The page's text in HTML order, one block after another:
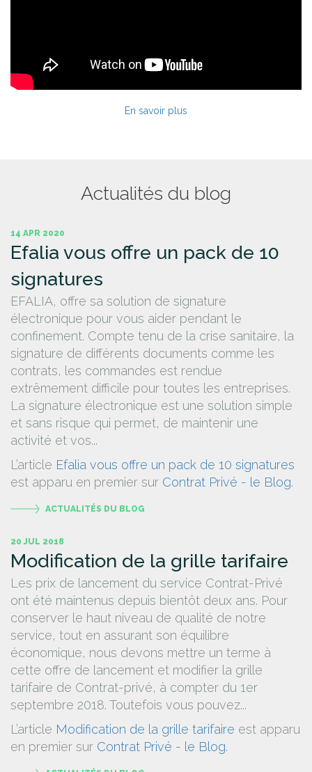
En savoir plus
Actualités du blog
14 APR 2020
Efalia vous offre un pack de 10
signatures
EFALIA, offre sa solution de signature
électronique pour vous aider pendant le
confinement. Compte tenu de la crise sanitaire, la
signature de différents documents comme les
contrats, les commandes est rendue
extrêmement difficile pour toutes les entreprises.
La signature électronique est une solution simple
et sans risque qui permet, de maintenir une
activité et vos...
L’article Efalia vous offre un pack de 10 signatures
est apparu en premier sur Contrat Privé - le Blog.
ACTUALITÉS DU BLOG
20 JUL 2018
Modification de la grille tarifaire
Les prix de lancement du service Contrat-Privé
ont été maintenus depuis bientôt deux ans. Pour
conserver le haut niveau de qualité de notre
service, tout en assurant son équilibre
économique, nous devons mettre un terme à
cette offre de lancement et modifier la grille
tarifaire de Contrat-privé, à compter du 1er
septembre 2018. Toutefois vous pouvez...
L’article Modification de la grille tarifaire est apparu
en premier sur Contrat Privé - le Blog.